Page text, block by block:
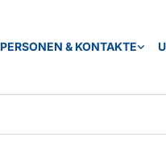
PERSONEN & KONTAKTE